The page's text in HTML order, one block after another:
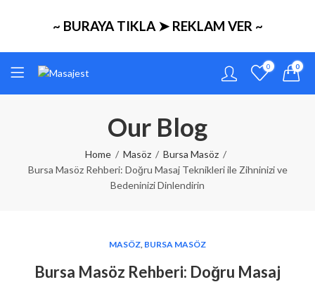
~ BURAYA TIKLA ➤ REKLAM VER ~
0 0
Our Blog
Home Masöz
Bursa Masöz
Bursa Masöz Rehberi: Doğru Masaj Teknikleri ile Zihninizi ve
Bedeninizi Dinlendirin
MASÖZ, BURSA MASÖZ
Bursa Masöz Rehberi: Doğru Masaj